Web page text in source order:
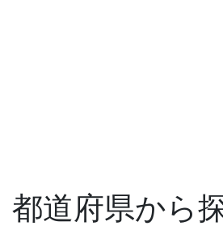
都道府県から